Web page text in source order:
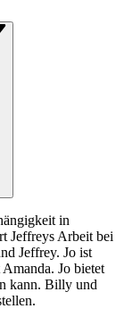
in
Jeffreys Arbeit bei
Jeffrey. Jo ist
Jo bietet
kann. Billy und